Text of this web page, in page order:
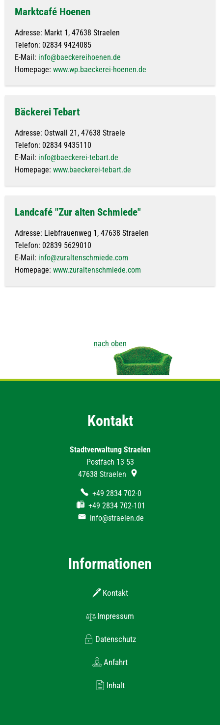
Marktcafé Hoenen
Adresse: Markt 1, 47638 Straelen
Telefon: 02834 9424085
E-Mail: info@baeckereihoenen.de
Homepage: www.wp.baeckerei-hoenen.de
Bäckerei Tebart
Adresse: Ostwall 21, 47638 Straele
Telefon: 02834 9435110
E-Mail: info@baeckerei-tebart.de
Homepage: www.baeckerei-tebart.de
Landcafé "Zur alten Schmiede"
Adresse: Liebfrauenweg 1, 47638 Straelen
Telefon: 02839 5629010
E-Mail: info@zuraltenschmiede.com
Homepage: www.zuraltenschmiede.com
nach oben
Kontakt
Stadtverwaltung Straelen
Postfach 13 53
47638 Straelen
+49 2834 702-0
+49 2834 702-101
info@straelen.de
Informationen
Kontakt
Impressum
Datenschutz
Anfahrt
Inhalt